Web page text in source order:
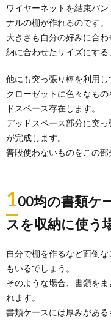
本
方
本の
ワイヤーネットを結束バ
ナルの棚が作れるのです。
大きさも自分の好みに合
納に合わせたサイズにする
他にも突っ張り棒を利用し
クローゼットに色々なも
ドスペース存在します。
デッドスペース部分に突
が完成します。
普段使わないものをこの部
100均の書類ケ
スを収納に使う
自分で棚を作るなど面倒
もいるでしょう。
そのような場合、書類を
れます。
書類ケースには厚みがあ